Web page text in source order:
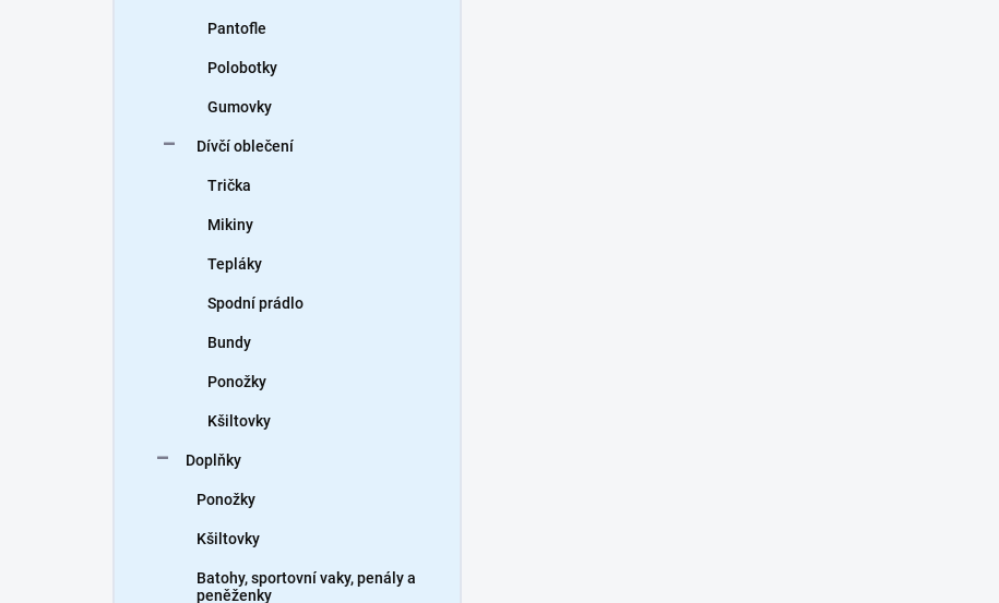
Pantofle
Polobotky
Gumovky
Dívčí oblečení
Trička
Mikiny
Tepláky
Spodní prádlo
Bundy
Ponožky
Kšiltovky
Doplňky
Ponožky
Kšiltovky
Batohy, sportovní vaky, penály a
peněženky